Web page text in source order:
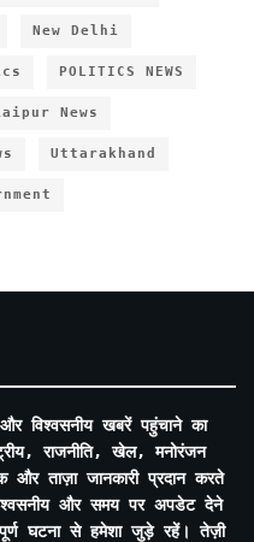
New Delhi
POLITICS NEWS
News
Uttarakhand
विश्वसनीय खबरें पहुंचाने का
राजनीति, खेल, मनोरंजन
और ताज़ा जानकारी प्रदान करते
और समय पर अपडेट देने
घटना से हमेशा जुड़े रहें। तेज़ी